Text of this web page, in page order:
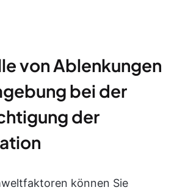
von Ablenkungen
bei der
der
können Sie